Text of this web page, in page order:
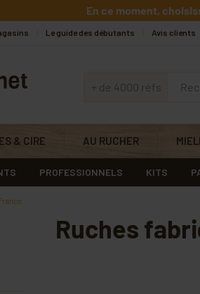
En ce moment,
Le guide des débutants Avis clients
+ de 4000 réfs
& CIRE AU RUCHER
PROFESSIONNELS KITS
Ruches